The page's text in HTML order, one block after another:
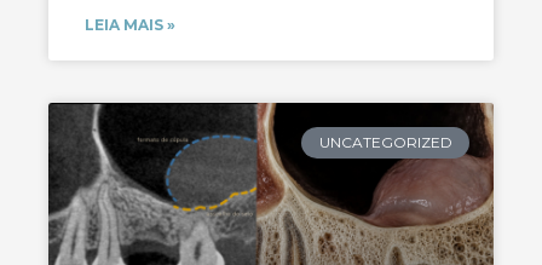
LEIA MAIS »
UNCATEGORIZED